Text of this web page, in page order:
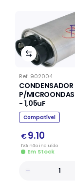
Ref. 902004
CONDENSADOR
P/
- 1,05uF
Compatível
€ 9.10
IVA nãoincluído
Em Stock